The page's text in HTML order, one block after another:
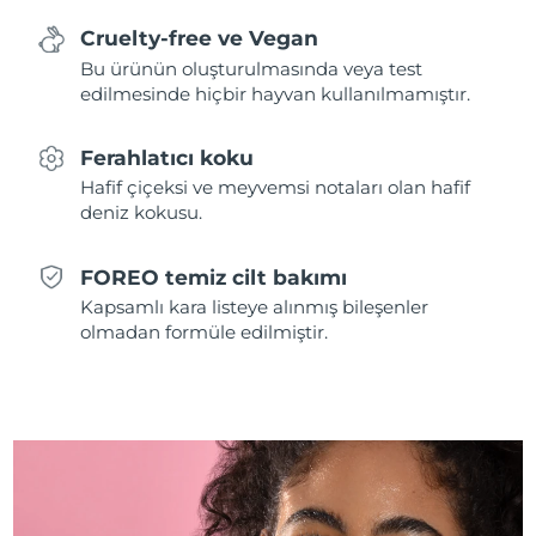
Cruelty-free ve Vegan
Bu ürünün oluşturulmasında veya test
edilmesinde hiçbir hayvan kullanılmamıştır.
Ferahlatıcı koku
Hafif çiçeksi ve meyvemsi notaları olan hafif
deniz kokusu.
FOREO temiz cilt bakımı
Kapsamlı kara listeye alınmış bileşenler
olmadan formüle edilmiştir.
Slovakya Tahmini teslim tarihi
Slovenya Tahmini teslim tarihi8/12/26
Güney Afrika
Güney Kore
İspanya Tahmini teslim tarihi
İsveç Tahmini teslim tarihi
Tayvan Tahmini teslim tarihi8/17/26
Tahmini teslim tarihi8/16/26